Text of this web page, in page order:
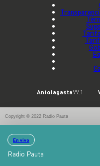
En vivo
Radio Pauta
Antofagasta99.1
Copyright © 2022 Radio Pauta